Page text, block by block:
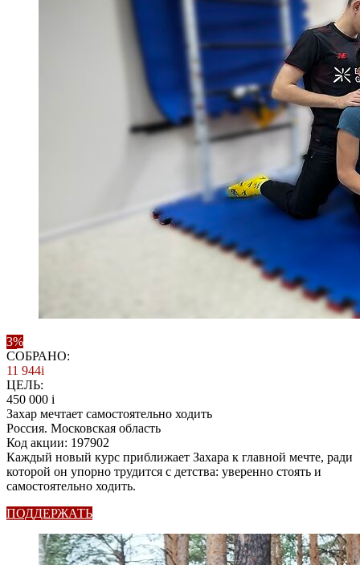
3%
СОБРАНО:
11 944i
ЦЕЛЬ:
450 000 i
Захар мечтает самостоятельно ходить
Россия. Московская область
Код акции: 197902
Каждый новый курс приближает Захара к главной мечте, ради
которой он упорно трудится с детства: уверенно стоять и
самостоятельно ходить.
ПОДДЕРЖАТЬ